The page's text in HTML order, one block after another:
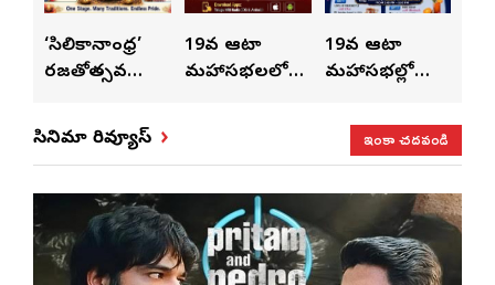
‘సిలికానాంధ్ర’
రజతోత్సవ
కుంభ హారతి
19వ ఆటా
మహాసభలలో
19వ ఆటా
మహాసభల్లో
ప్రత్యేకంగా
‘ఉమెన్స్ ఫోరమ్’
సినిమా రివ్యూస్ ఇంకా చదవండి